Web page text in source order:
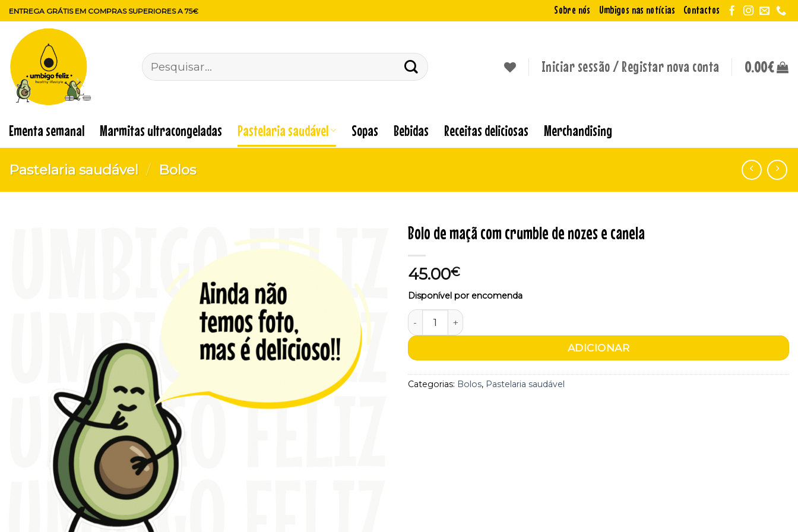
Skip
to
content
ENTREGA GRÁTIS EM COMPRAS SUPERIORES A 75€ Sobre nós Umbigos nas notícias Contactos
Pesquisar
por:
Iniciar sessão / Registar nova conta 0.00€
Ementa semanal Marmitas ultracongeladas Pastelaria saudável Sopas Bebidas Receitas deliciosas Merchandising
Pastelaria saudável / Bolos
favoritos
Bolo de maçã com crumble de nozes e canela
45.00€
Disponível por encomenda
Quantidade de Bolo de maçã com crumble de nozes e canela
ADICIONAR
Categorias: Bolos, Pastelaria saudável